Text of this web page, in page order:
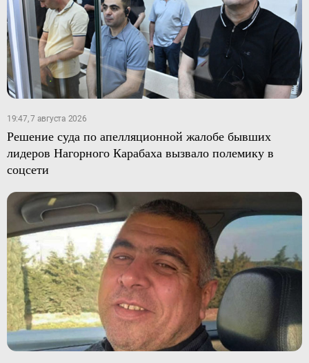
19:47, 7 августа 2026
Решение суда по апелляционной жалобе бывших
лидеров Нагорного Карабаха вызвало полемику в
соцсети